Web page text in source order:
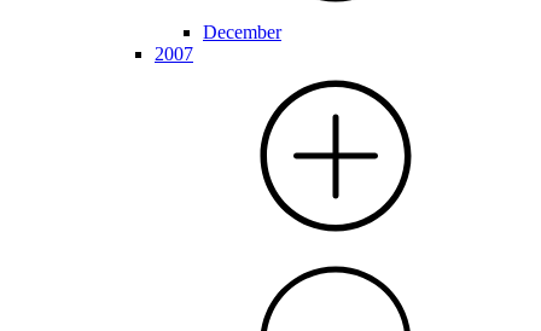
December
2007